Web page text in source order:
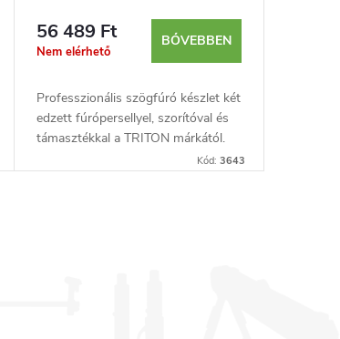
56 489 Ft
Nem elérhető
BŐVEBBEN
Professzionális szögfúró készlet két
edzett fúrópersellyel, szorítóval és
támasztékkal a TRITON márkától.
Zsebfuratok kialakításához tervezve.
Kód: 3643